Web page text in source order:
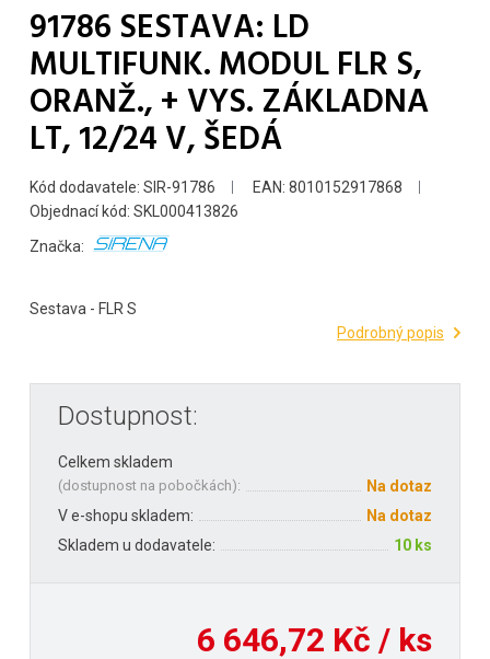
91786 SESTAVA: LD
MULTIFUNK. MODUL FLR S,
ORANŽ., + VYS. ZÁKLADNA
LT, 12/24 V, ŠEDÁ
Kód dodavatele: SIR-91786
EAN: 8010152917868
Objednací kód: SKL000413826
Značka:
Sestava - FLR S
Podrobný popis
Dostupnost:
Celkem skladem
(dostupnost na pobočkách):
Na dotaz
V e-shopu skladem:
Na dotaz
Skladem u dodavatele:
10 ks
6 646,72 Kč / ks